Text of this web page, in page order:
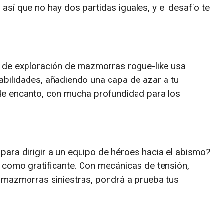
que no hay dos partidas iguales, y el desafío te
exploración de mazmorras rogue-like usa
añadiendo una capa de azar a tu
encanto, con mucha profundidad para los
dirigir a un equipo de héroes hacia el abismo?
gratificante. Con mecánicas de tensión,
siniestras, pondrá a prueba tus